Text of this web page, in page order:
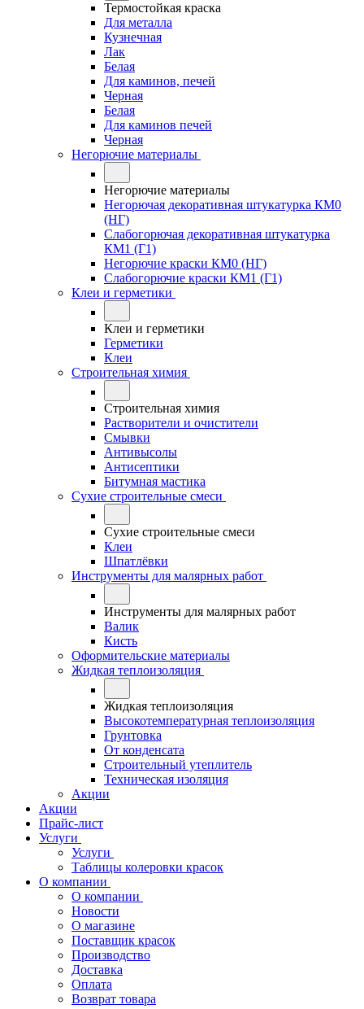
Термостойкая краска
Для металла
Кузнечная
Лак
Белая
Для каминов, печей
Черная
Белая
Для каминов печей
Черная
Негорючие материалы
Негорючие материалы
Негорючая декоративная штукатурка КМ0
(НГ)
Слабогорючая декоративная штукатурка
КМ1 (Г1)
Негорючие краски КМ0 (НГ)
Слабогорючие краски КМ1 (Г1)
Клеи и герметики
Клеи и герметики
Герметики
Клеи
Строительная химия
Строительная химия
Растворители и очистители
Смывки
Антивысолы
Антисептики
Битумная мастика
Сухие строительные смеси
Сухие строительные смеси
Клеи
Шпатлёвки
Инструменты для малярных работ
Инструменты для малярных работ
Валик
Кисть
Оформительские материалы
Жидкая теплоизоляция
Жидкая теплоизоляция
Высокотемпературная теплоизоляция
Грунтовка
От конденсата
Строительный утеплитель
Техническая изоляция
Акции
Акции
Прайс-лист
Услуги
Услуги
Таблицы колеровки красок
О компании
О компании
Новости
О магазине
Поставщик красок
Производство
Доставка
Оплата
Возврат товара